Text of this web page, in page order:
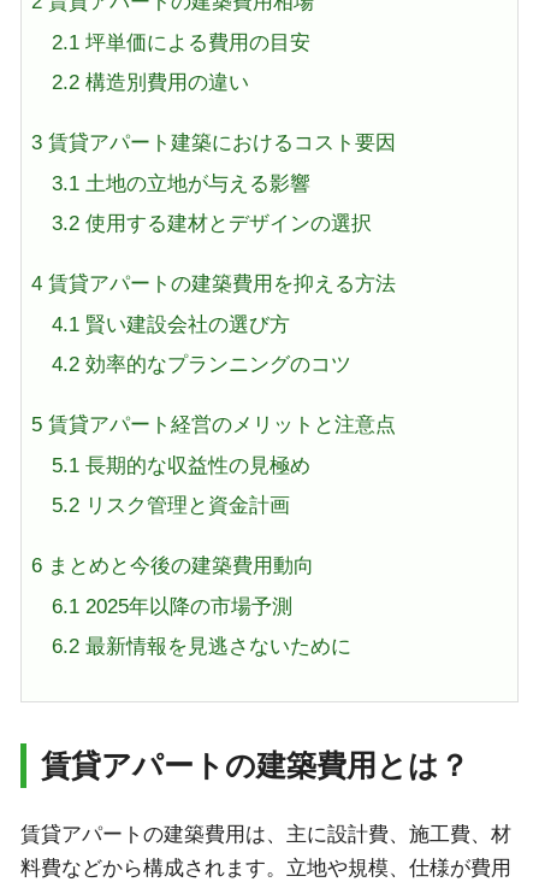
2.1坪単価による費用の目安
2.2構造別費用の違い
3 賃貸アパート建築におけるコスト要因
3.1土地の立地が与える影響
3.2使用する建材とデザインの選択
4 賃貸アパートの建築費用を抑える方法
4.1賢い建設会社の選び方
4.2効率的なプランニングのコツ
5 賃貸アパート経営のメリットと注意点
5.1長期的な収益性の見極め
5.2リスク管理と資金計画
6 まとめと今後の建築費用動向
6.12025年以降の市場予測
6.2最新情報を見逃さないために
賃貸アパートの建築費用とは？
賃貸アパートの建築費用は、主に設計費、施工費、材
料費などから構成されます。立地や規模、仕様が費用